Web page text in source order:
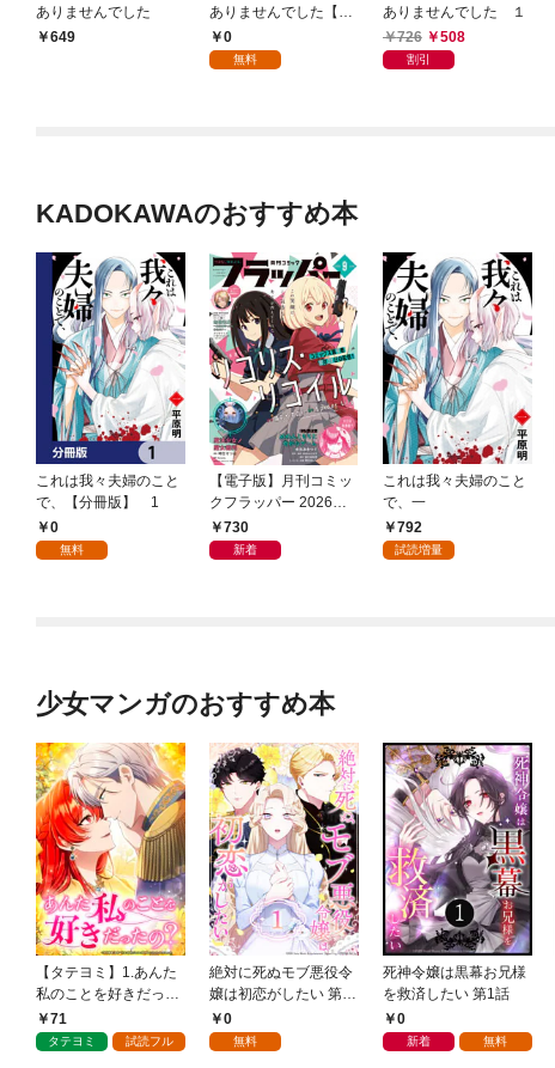
ありませんでした
649
ありませんでした【分
冊版】 1
0
無料
ありませんでした １
726
508
割引
KADOKAWAのおすすめ本
これは我々夫婦のこと
で、【分冊版】 1
0
無料
【電子版】月刊コミッ
クフラッパー 2026年9
月号730
新着
これは我々夫婦のこと
で、一
792
試読増量
少女マンガのおすすめ本
【タテヨミ】1.あんた
私のことを好きだった
の？
71
タテヨミ 試読フル
絶対に死ぬモブ悪役令
嬢は初恋がしたい 第1
話0
無料
死神令嬢は黒幕お兄様
を救済したい 第1話
0
新着 無料